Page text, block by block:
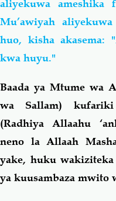
aliyekuwa ameshika
Mu’awiyah
huo, kisha akasema:
kwa huyu."
Baada ya Mtume wa
wa Sallam)
(Radhiya Allaahu
neno la Allaah
yake, huku
ya kuusambaza mwito